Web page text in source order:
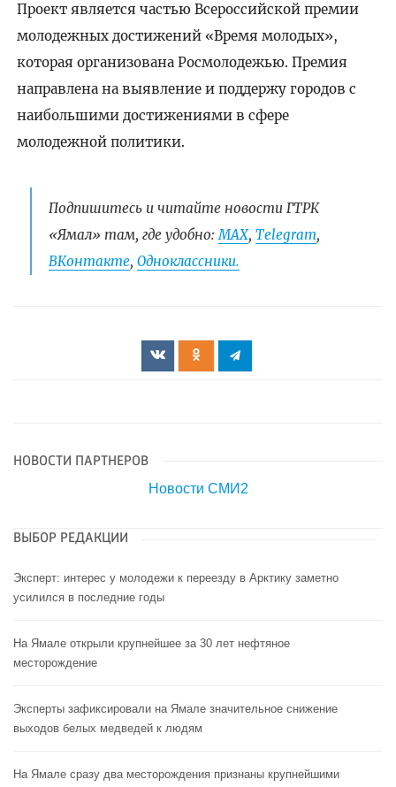
Проект является частью Всероссийской премии
молодежных достижений «Время молодых»,
которая организована Росмолодежью. Премия
направлена на выявление и поддержу городов с
наибольшими достижениями в сфере
молодежной политики.
Подпишитесь и читайте новости ГТРК
«Ямал» там, где удобно:МАХ, Telegram,
ВКонтакте, Одноклассники.
НОВОСТИ ПАРТНЕРОВ
Новости СМИ2
ВЫБОР РЕДАКЦИИ
Эксперт: интерес у молодежи к переезду в Арктику заметно
усилился в последние годы
На Ямале открыли крупнейшее за 30 лет нефтяное
месторождение
Эксперты зафиксировали на Ямале значительное снижение
выходов белых медведей к людям
На Ямале сразу два месторождения признаны крупнейшими